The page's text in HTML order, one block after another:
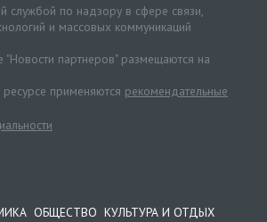
по надзору в сфере связи,
и массовых коммуникаций
"Новости партнеров" размещаются на
применяются рекомендательные
ОБЩЕСТВО КУЛЬТУРА И ОТДЫХ